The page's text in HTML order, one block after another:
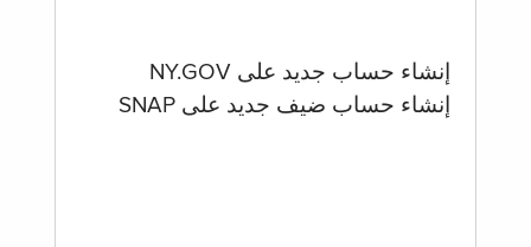
إنشاء حساب جديد على NY.GOV
إنشاء حساب ضيف جديد على SNAP